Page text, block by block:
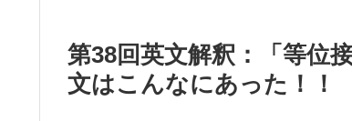
第38回英文解釈：「等位
文はこんなにあった！！